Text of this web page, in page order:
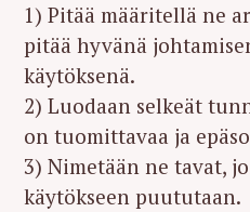
1) Pitää määritellä ne
pitää hyvänä
käytöksenä.
2) Luodaan selkeät
on tuomittavaa ja
3) Nimetään ne tavat,
käytökseen puututaan.